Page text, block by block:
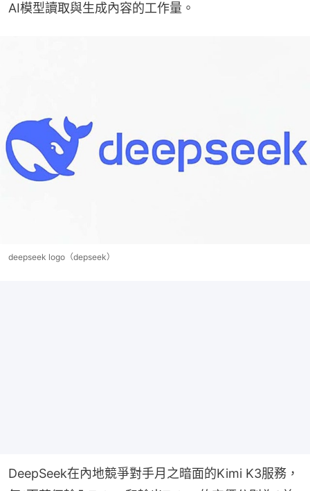
AI模型讀取與生成內容的工作量。
deepseek logo（depseek）
DeepSeek在內地競爭對手月之暗面的Kimi K3服務，